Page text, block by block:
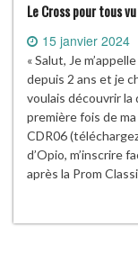
Le Cross pour tous
15 janvier 2024
« Salut, Je
depuis 2 ans et je
voulais découvrir
première fois de
CDR06
d’Opio, m’inscrire
après la Prom